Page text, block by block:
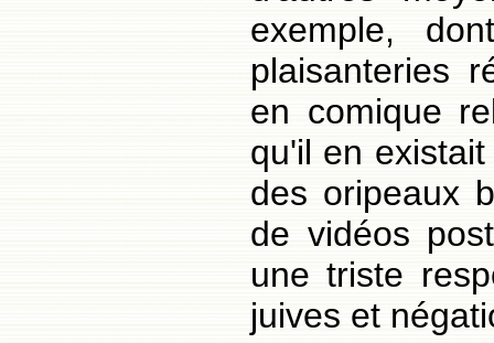
exemple,
plaisanteries
en comique
qu'il en
des oripeaux
de vidéos
une triste
juives et